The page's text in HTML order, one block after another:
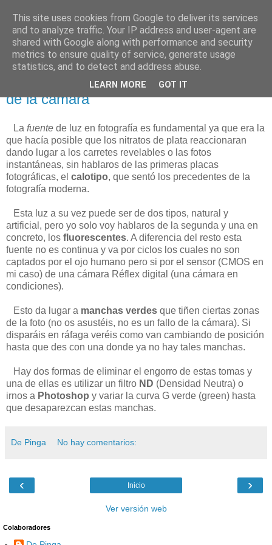
Está de pinga
15/3/18
Manchas verdes captadas por el sensor
de la cámara
La fuente de luz en fotografía es fundamental ya que era la
que hacía posible que los nitratos de plata reaccionaran
dando lugar a los carretes revelables o las fotos
instantáneas, sin hablaros de las primeras placas
fotográficas, el calotipo, que sentó los precedentes de la
fotografía moderna.
Esta luz a su vez puede ser de dos tipos, natural y
artificial, pero yo solo voy hablaros de la segunda y una en
concreto, los fluorescentes. A diferencia del resto esta
fuente no es continua y va por ciclos los cuales no son
captados por el ojo humano pero si por el sensor (CMOS en
mi caso) de una cámara Réflex digital (una cámara en
condiciones).
Esto da lugar a manchas verdes que tiñen ciertas zonas
de la foto (no os asustéis, no es un fallo de la cámara). Si
disparáis en ráfaga veréis como van cambiando de posición
hasta que des con una donde ya no hay tales manchas.
Hay dos formas de eliminar el engorro de estas tomas y
una de ellas es utilizar un filtro ND (Densidad Neutra) o
irnos a Photoshop y variar la curva G verde (green) hasta
que desaparezcan estas manchas.
De Pinga No hay comentarios:
‹ ›
Inicio
Ver versión web
Colaboradores
This site uses cookies from Google to deliver its services
and to analyze traffic. Your IP address and user-agent are
shared with Google along with performance and security
metrics to ensure quality of service, generate usage
statistics, and to detect and address abuse.
LEARN MORE GOT IT